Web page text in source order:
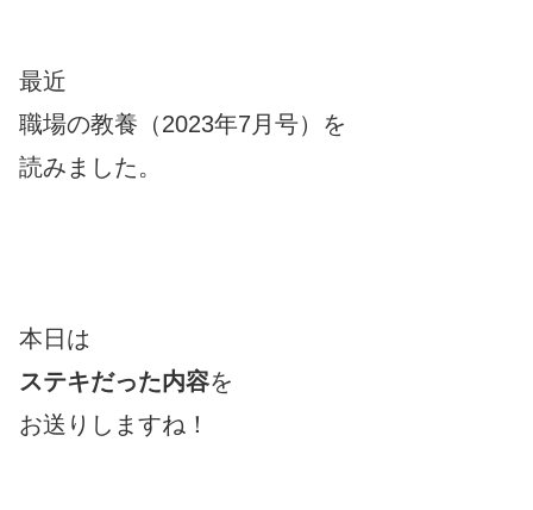
最近
職場の教養（2023年7月号）を
読みました。
本日は
ステキだった内容を
お送りしますね！